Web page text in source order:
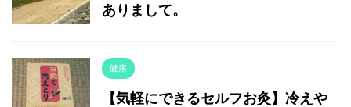
ありまして。
健康
【気軽にできるセルフお灸】冷えや